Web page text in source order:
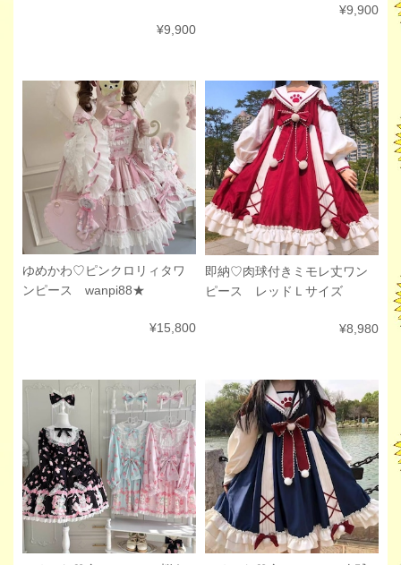
¥9,900
¥9,900
ゆめかわ♡ピンクロリィタワ
ンピース wanpi88★
¥15,800
即納♡肉球付きミモレ丈ワン
ピース レッドＬサイズ
¥8,980